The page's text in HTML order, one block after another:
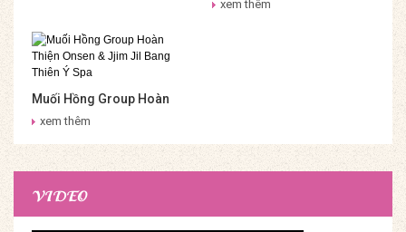
xem thêm
Muối Hồng Group Hoàn
Thiện Onsen & Jjim Jil
xem thêm
VIDEO